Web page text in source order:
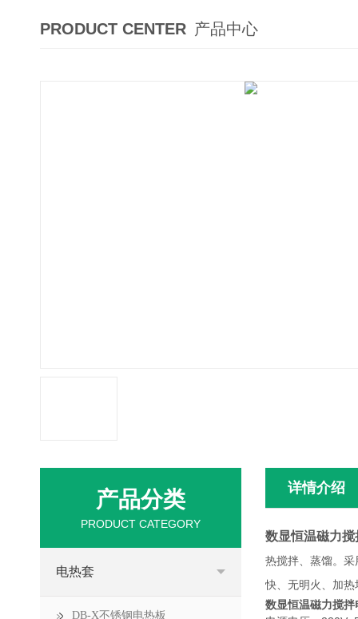
PRODUCT CENTER 产品中心
详情介绍
数显恒温磁力
热搅拌、蒸馏。
快、无明火、加
数显恒温磁力搅
产品分类
PRODUCT CATEGORY
电热套
DB-X不锈钢电热板